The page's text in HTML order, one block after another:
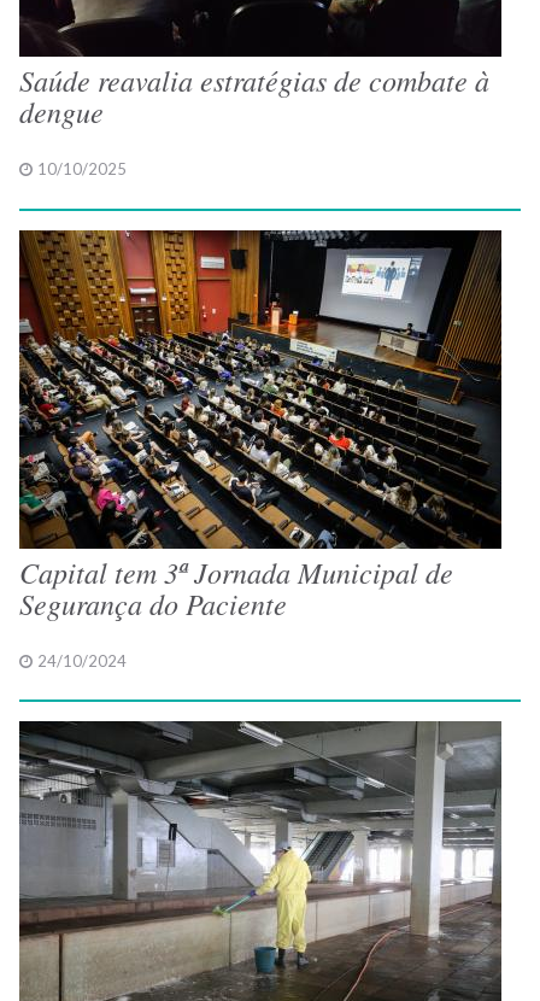
Saúde reavalia estratégias de combate à
dengue
10/10/2025
Capital tem 3ª Jornada Municipal de
Segurança do Paciente
24/10/2024